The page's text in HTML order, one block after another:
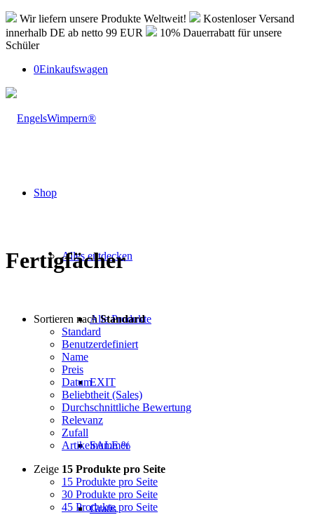
Wir liefern unsere Produkte Weltweit!
Kostenloser Versand
innerhalb DE ab netto 99 EUR
10% Dauerrabatt für unsere
Schüler
0Einkaufswagen
Shop
Alles entdecken
Alle Produkte
EXIT
SALE %
Gratis
Fertigfächer
Sortieren nachStandard
Standard
Benutzerdefiniert
Name
Preis
Datum
Beliebtheit (Sales)
Durchschnittliche Bewertung
Relevanz
Zufall
Artikelnummer
Zeige 15 Produkte pro Seite
15 Produkte pro Seite
30 Produkte pro Seite
45 Produkte pro Seite